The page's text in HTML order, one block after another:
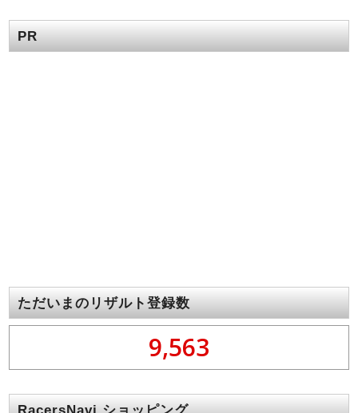
PR
ただいまのリザルト登録数
9,563
RacersNavi ショッピング